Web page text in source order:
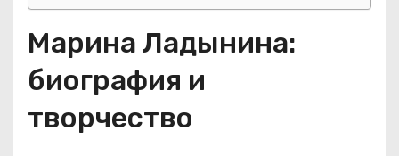
Марина Ладынина:
биография и
творчество